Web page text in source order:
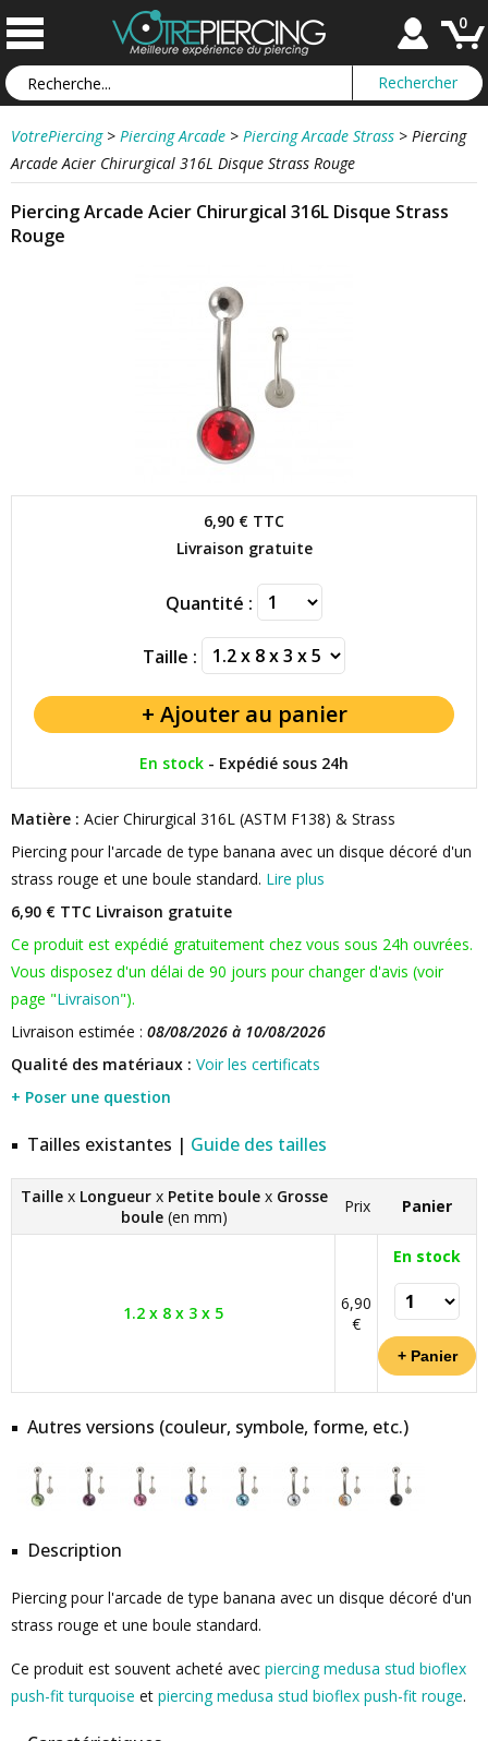
0
VotrePiercing > Piercing Arcade > Piercing Arcade Strass > Piercing
Arcade Acier Chirurgical 316L Disque Strass Rouge
Piercing Arcade Acier Chirurgical 316L Disque Strass
Rouge
6,90 € TTC
Livraison gratuite
Quantité :
Taille :
En stock - Expédié sous 24h
Matière : Acier Chirurgical 316L (ASTM F138) & Strass
Piercing pour l'arcade de type banana avec un disque décoré d'un
strass rouge et une boule standard. Lire plus
6,90 € TTC Livraison gratuite
Ce produit est expédié gratuitement chez vous sous 24h ouvrées.
Vous disposez d'un délai de 90 jours pour changer d'avis (voir
page "Livraison").
Livraison estimée : 08/08/2026 à 10/08/2026
Qualité des matériaux : Voir les certificats
+ Poser une question
Tailles existantes | Guide des tailles
Taille x Longueur x Petite boule x Grosse
boule (en mm)
Prix Panier
1.2 x 8 x 3 x 5
6,90
€
En stock
Autres versions (couleur, symbole, forme, etc.)
Description
Piercing pour l'arcade de type banana avec un disque décoré d'un
strass rouge et une boule standard.
Ce produit est souvent acheté avec piercing medusa stud bioflex
push-fit turquoise et piercing medusa stud bioflex push-fit rouge.